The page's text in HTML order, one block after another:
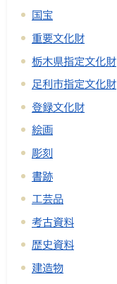
国宝
重要文化財
栃木県指定文化財
足利市指定文化財
登録文化財
絵画
彫刻
書跡
工芸品
考古資料
歴史資料
建造物